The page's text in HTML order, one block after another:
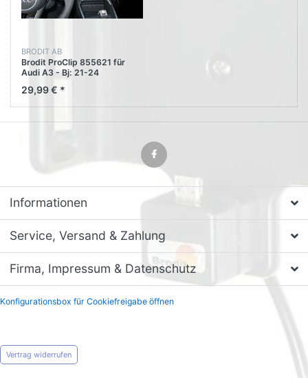
BRODIT AB
Brodit ProClip 855621 für
Audi A3 - Bj: 21-24
29,99 € *
Informationen
Service, Versand & Zahlung
Firma, Impressum & Datenschutz
Konfigurationsbox für Cookiefreigabe öffnen
Vertrag widerrufen